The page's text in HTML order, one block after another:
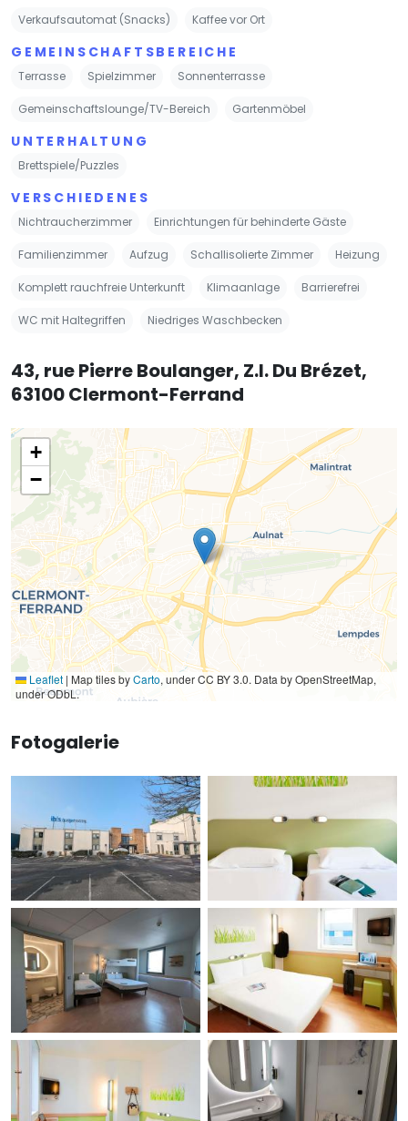
Verkaufsautomat (Snacks) Kaffee vor Ort
GEMEINSCHAFTSBEREICHE
Terrasse Spielzimmer Sonnenterrasse
Gemeinschaftslounge/TV-Bereich Gartenmöbel
UNTERHALTUNG
Brettspiele/Puzzles
VERSCHIEDENES
Nichtraucherzimmer Einrichtungen für behinderte Gäste
Familienzimmer Aufzug Schallisolierte Zimmer Heizung
Komplett rauchfreie Unterkunft Klimaanlage Barrierefrei
WC mit Haltegriffen Niedriges Waschbecken
43, rue Pierre Boulanger, Z.I. Du Brézet,
63100 Clermont-Ferrand
+
−
Leaflet | Map tiles byCarto, under CC BY 3.0. Data by OpenStreetMap,
under ODbL.
Fotogalerie